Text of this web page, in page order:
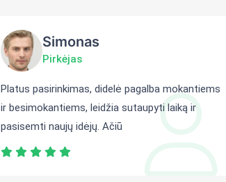
Simonas
Pirkėjas
Platus pasirinkimas, didelė pagalba mokantiems
ir besimokantiems, leidžia sutaupyti laiką ir
pasisemti naujų idėjų. Ačiū